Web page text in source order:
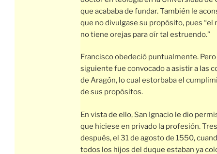
que acababa de fundar. También le
que no divulgase su propósito, pues “el
no tiene orejas para oír tal estruendo.”
Francisco obedeció puntualmente. Pero
siguiente fue convocado a asistir a las
de Aragón, lo cual estorbaba el
de sus propósitos.
En vista de ello, San Ignacio le dio
que hiciese en privado la profesión.
después, el 31 de agosto de 1550,
todos los hijos del duque estaban ya